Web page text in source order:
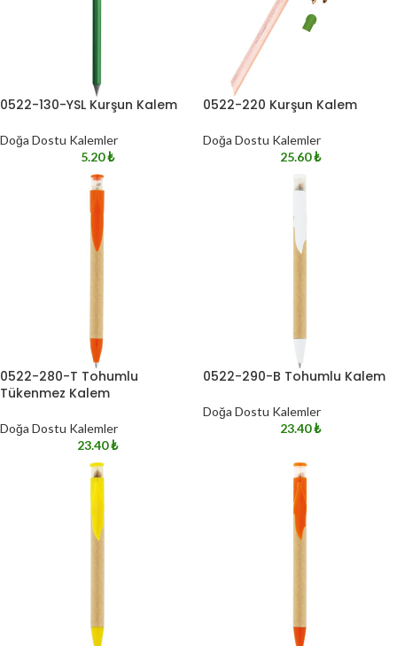
0522-130-YSL Kurşun Kalem
Doğa Dostu Kalemler
5.20₺
0522-220 Kurşun Kalem
Doğa Dostu Kalemler
25.60₺
0522-280-T Tohumlu
Tükenmez Kalem
Doğa Dostu Kalemler
23.40₺
0522-290-B Tohumlu Kalem
Doğa Dostu Kalemler
23.40₺